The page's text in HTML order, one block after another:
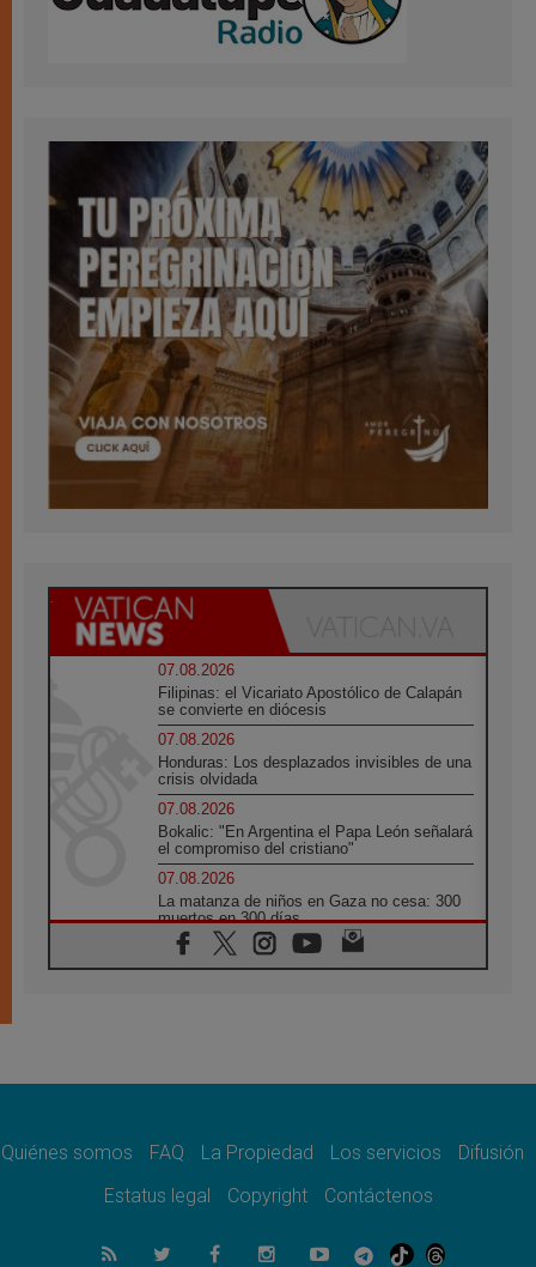
07.08.2026
Filipinas: el Vicariato Apostólico de Calapán
se convierte en diócesis
07.08.2026
Honduras: Los desplazados invisibles de una
crisis olvidada
07.08.2026
Bokalic: "En Argentina el Papa León señalará
el compromiso del cristiano"
07.08.2026
La matanza de niños en Gaza no cesa: 300
muertos en 300 días
07.08.2026
Tagle: La guerra desfigura el mundo, solo la
como misión al servicio del Evangelio
SIGNIS 2026, dar voz a las religiosas en el
07.08.2026
Quiénes somos FAQ La Propiedad Los servicios
Difusión
Estatus legal
Copyright Contáctenos